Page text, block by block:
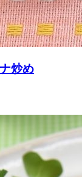
炒め